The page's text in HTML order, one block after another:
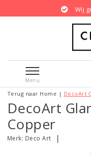
Wij
Menu
Terug naar Home | DecoArt
DecoArt
Copper
Merk: Deco Art |